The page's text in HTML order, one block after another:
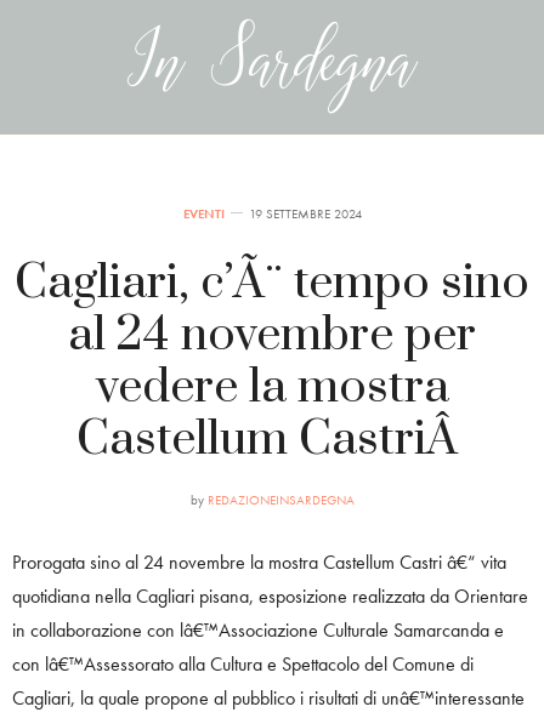
EVENTI 19 SETTEMBRE 2024
Cagliari, c’Ã¨ tempo sino
al 24 novembre per
vedere la mostra
Castellum CastriÂ
by REDAZIONEINSARDEGNA
Prorogata sino al 24 novembre la mostra Castellum Castri â€“ vita
quotidiana nella Cagliari pisana, esposizione realizzata da Orientare
in collaborazione con lâ€™Associazione Culturale Samarcanda e
con lâ€™Assessorato alla Cultura e Spettacolo del Comune di
Cagliari, la quale propone al pubblico i risultati di unâ€™interessante